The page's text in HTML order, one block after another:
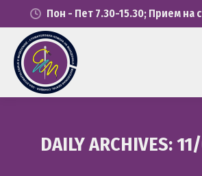
Пон - Пет 7.30-15.30; Прием на
DAILY ARCHIVES: